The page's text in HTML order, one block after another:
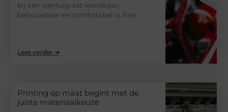
bij een voertuig dat wendbaar,
betrouwbaar en comfortabel is. Een
Lees verder ➜
Printing op maat begint met de
juiste materiaalkeuze